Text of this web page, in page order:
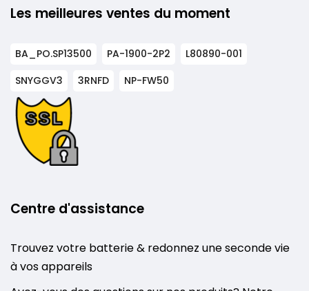
Les meilleures ventes du moment
BA_PO.SP13500 PA-1900-2P2
L80890-001
SNYGGV3
3RNFD NP-FW50
Centre d'assistance
Trouvez votre batterie & redonnez une seconde vie
à vos appareils